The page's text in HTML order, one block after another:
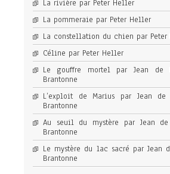
La rivière par Peter Heller
La pommeraie par Peter Heller
La constellation du chien par
Céline par Peter Heller
Le gouffre mortel par Jean de
Brantonne
L’exploit de Marius par Jean
Brantonne
Au seuil du mystère par Jean
Brantonne
Le mystère du lac sacré par Jean
Brantonne